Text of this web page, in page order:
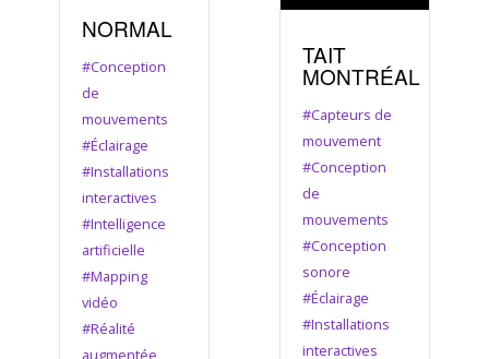
NORMAL
#Conception
de
mouvements
#Éclairage
#Installations
interactives
#Intelligence
artificielle
#Mapping
vidéo
#Réalité
augmentée
TAIT
MONTRÉAL
#Capteurs de
mouvement
#Conception
de
mouvements
#Conception
sonore
#Éclairage
#Installations
interactives